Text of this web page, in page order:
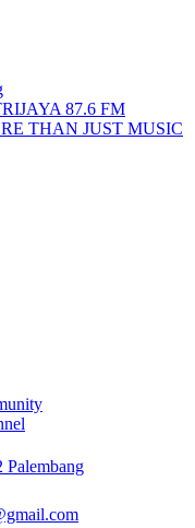
87.6 FM
THAN JUST MUSIC
Palembang